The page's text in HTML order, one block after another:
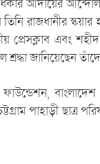
আদায়ের
রাজধানীর
এবং শহীদ
শ্রদ্ধা জানিয়েছেন
পাহাড়ী